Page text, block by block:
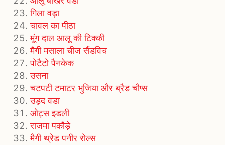
गिला वड़ा
चावल का पीठा
मूंग दाल आलू की टिक्की
मैगी मसाला चीज सैंडविच
पोटैटो पैनकेक
उसना
चटपटी टमाटर भुजिया और ब्रैड चौप्स
उड़द वडा
ओट्स इडली
राजमा पकौड़े
मैगी थ्रेड पनीर रोल्स